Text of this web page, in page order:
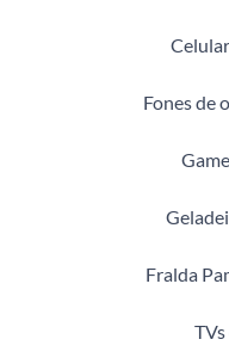
Fones de
Fralda